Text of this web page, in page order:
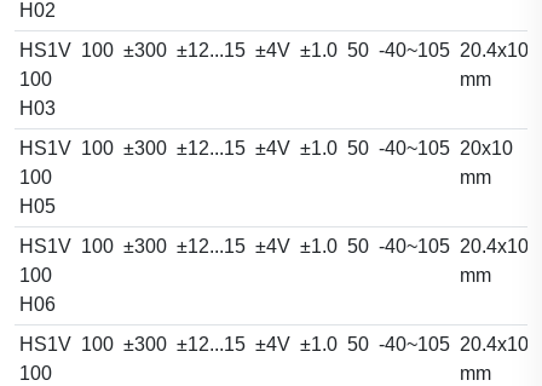
H02
HS1V
100
H03
100 ±300 ±12...15 ±4V ±1.0 50 -40~105
mm
HS1V
100
H05
100 ±300 ±12...15 ±4V ±1.0 50 -40~105 20x10
mm
HS1V
100
H06
100 ±300 ±12...15 ±4V ±1.0 50 -40~105
mm
HS1V
100
100 ±300 ±12...15 ±4V ±1.0 50 -40~105
mm